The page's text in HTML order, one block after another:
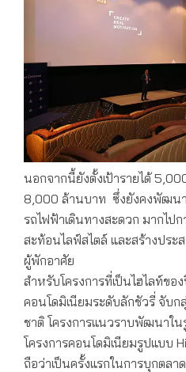
นอกจากนี้ยังตั้งเป้ารายได้
8,000 ล้านบาท ซึ่งยังคงพัฒนา
รถไฟฟ้าเดินทางสะดวก มากไป
สะท้อนไลฟ์สไตล์ และสร้างปร
ผู้พักอาศัย
สำหรับโครงการที่เป็นไฮไลท์ขอ
คอนโดมิเนียมระดับลักชัวรี่ จับก
ชาติ โครงการแนวราบพัฒนาใ
โครงการคอนโดมิเนียมรูปแบบ
ถือว่าเป็นครั้งแรกในการบุกตล